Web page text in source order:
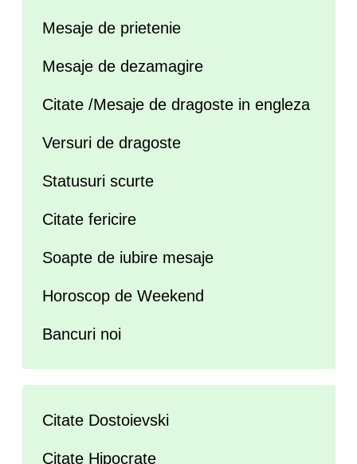
Mesaje de prietenie
Mesaje de dezamagire
Citate /Mesaje de dragoste in engleza
Versuri de dragoste
Statusuri scurte
Citate fericire
Soapte de iubire mesaje
Horoscop de Weekend
Bancuri noi
Citate Dostoievski
Citate Hipocrate